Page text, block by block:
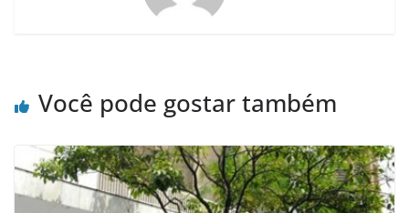
Você pode gostar também